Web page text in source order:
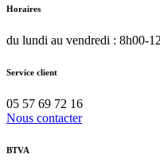
Horaires
du lundi au vendredi : 8h00-
Service client
05 57 69 72 16
Nous contacter
BTVA